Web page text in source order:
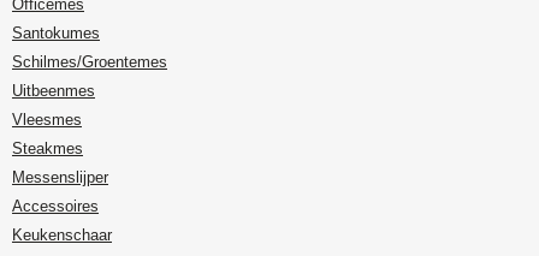
Officemes
Santokumes
Schilmes/Groentemes
Uitbeenmes
Vleesmes
Steakmes
Messenslijper
Accessoires
Keukenschaar